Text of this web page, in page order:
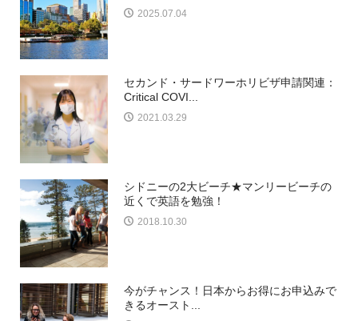
2025.07.04
セカンド・サードワーホリビザ申請関連：
Critical COVI...
2021.03.29
シドニーの2大ビーチ★マンリービーチの
近くで英語を勉強！
2018.10.30
今がチャンス！日本からお得にお申込みで
きるオースト...